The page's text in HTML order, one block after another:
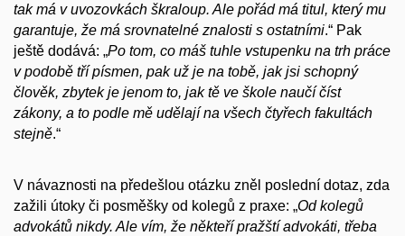
tak má v uvozovkách škraloup. Ale pořád má titul, který mu
garantuje, že má srovnatelné znalosti s ostatními.“ Pak
ještě dodává: „Po tom, co máš tuhle vstupenku na trh práce
v podobě tří písmen, pak už je na tobě, jak jsi schopný
člověk, zbytek je jenom to, jak tě ve škole naučí číst
zákony, a to podle mě udělají na všech čtyřech fakultách
stejně.“
V návaznosti na předešlou otázku zněl poslední dotaz, zda
zažili útoky či posměšky od kolegů z praxe: „Od kolegů
advokátů nikdy. Ale vím, že někteří pražští advokáti, třeba